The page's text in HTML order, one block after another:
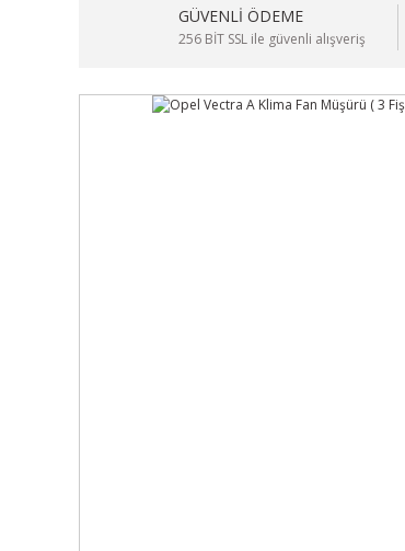
GÜVENLİ ÖDEME
256 BİT SSL ile güvenli alışveriş